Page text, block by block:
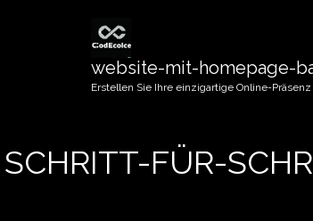
website-mit-homepage-
Erstellen Sie Ihre einzigartige Online-
SCHRITT-FÜR-